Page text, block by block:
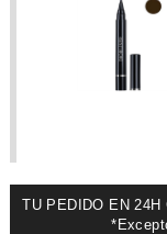
TU PEDIDO EN 24H